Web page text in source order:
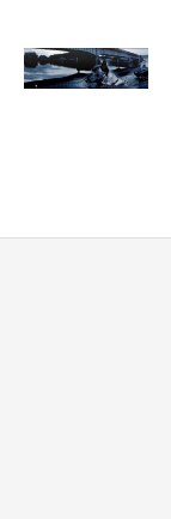
Inhalt
springen